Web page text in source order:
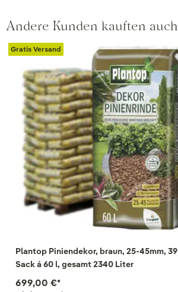
Andere Kunden kauften auch
Gratis Versand
Plantop Piniendekor, braun, 25-45mm, 39
Sack á 60 l, gesamt 2340 Liter
699,00 €*